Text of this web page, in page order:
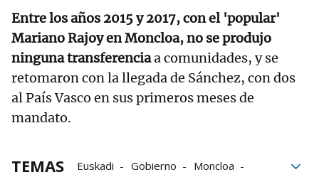
Entre los años 2015 y 2017, con el 'popular'
Mariano Rajoy en Moncloa, no se produjo
ninguna transferenciaa comunidades, y se
retomaron con la llegada de Sánchez, con dos
al País Vasco en sus primeros meses de
mandato.
TEMAS Euskadi Gobierno
Moncloa